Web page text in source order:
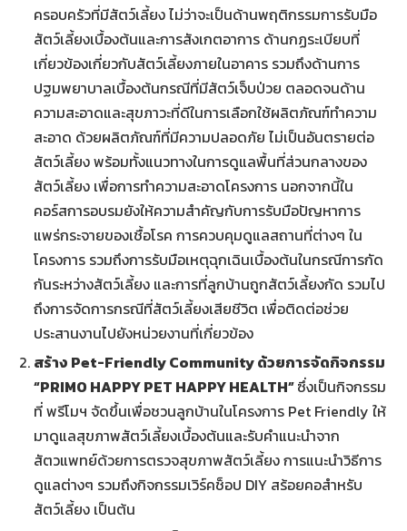
ครอบครัวที่มีสัตว์เลี้ยง ไม่ว่าจะเป็นด้านพฤติกรรมการรับมือ
สัตว์เลี้ยงเบื้องต้นและการสังเกตอาการ ด้านกฏระเบียบที่
เกี่ยวข้องเกี่ยวกับสัตว์เลี้ยงภายในอาคาร รวมถึงด้านการ
ปฐมพยาบาลเบื้องต้นกรณีที่มีสัตว์เจ็บป่วย ตลอดจนด้าน
ความสะอาดและสุขภาวะที่ดีในการเลือกใช้ผลิตภัณฑ์ทำความ
สะอาด ด้วยผลิตภัณฑ์ที่มีความปลอดภัย ไม่เป็นอันตรายต่อ
สัตว์เลี้ยง พร้อมทั้งแนวทางในการดูแลพื้นที่ส่วนกลางของ
สัตว์เลี้ยง เพื่อการทำความสะอาดโครงการ นอกจากนี้ใน
คอร์สการอบรมยังให้ความสำคัญกับการรับมือปัญหาการ
แพร่กระจายของเชื้อโรค การควบคุมดูแลสถานที่ต่างๆ ใน
โครงการ รวมถึงการรับมือเหตุฉุกเฉินเบื้องต้นในกรณีการกัด
กันระหว่างสัตว์เลี้ยง และการที่ลูกบ้านถูกสัตว์เลี้ยงกัด รวมไป
ถึงการจัดการกรณีที่สัตว์เลี้ยงเสียชีวิต เพื่อติดต่อช่วย
ประสานงานไปยังหน่วยงานที่เกี่ยวข้อง
สร้าง Pet-Friendly Community ด้วยการจัดกิจกรรม
“PRIMO HAPPY PET HAPPY HEALTH”ซึ่งเป็นกิจกรรม
ที่ พรีโมฯ จัดขึ้นเพื่อชวนลูกบ้านในโครงการ Pet Friendly ให้
มาดูแลสุขภาพสัตว์เลี้ยงเบื้องต้นและรับคำแนะนำจาก
สัตวแพทย์ด้วยการตรวจสุขภาพสัตว์เลี้ยง การแนะนำวิธีการ
ดูแลต่างๆ รวมถึงกิจกรรมเวิร์คช็อป DIY สร้อยคอสำหรับ
สัตว์เลี้ยง เป็นต้น